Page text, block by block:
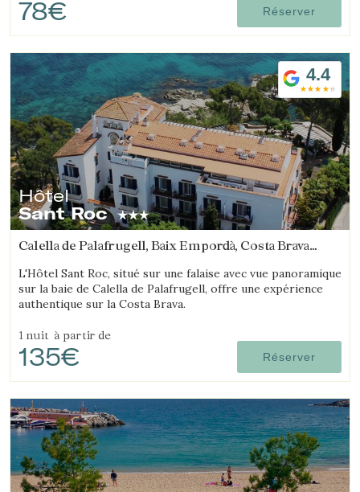
78€ Réserver
4.4
Hôtel
Sant Roc
Calella de Palafrugell, Baix Empordà, Costa Brava
L'Hôtel Sant Roc, situé sur une falaise avec vue panoramique
sur la baie de Calella de Palafrugell, offre une expérience
authentique sur la Costa Brava.
1 nuit à partir de
135€ Réserver